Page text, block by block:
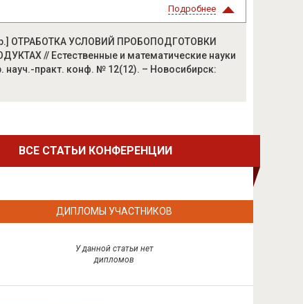
Подробнее
ОТРАБОТКА УСЛОВИЙ ПРОБОПОДГОТОВКИ
// Естественные и математические науки
практ. конф. № 12(12). – Новосибирск:
ВСЕ СТАТЬИ КОНФЕРЕНЦИИ
ДИПЛОМЫ УЧАСТНИКОВ
У данной статьи нет
дипломов